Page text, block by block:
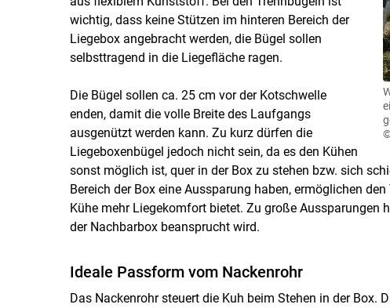
wichtig, dass keine Stützen im hinteren Bereich der
Liegebox angebracht werden, die Bügel sollen
selbsttragend in die Liegefläche ragen.
Die Bügel sollen ca. 25 cm vor der Kotschwelle
enden, damit die volle Breite des Laufgangs
ausgenützt werden kann. Zu kurz dürfen die
Liegeboxenbügel jedoch nicht sein, da es den Kühen
sonst möglich ist, quer in der Box zu stehen bzw. sich
Bereich der Box eine Aussparung haben, ermöglichen
Kühe mehr Liegekomfort bietet. Zu große Aussparungen
der Nachbarbox beansprucht wird.
Ideale Passform vom Nackenrohr
Das Nackenrohr steuert die Kuh beim Stehen in der Box.